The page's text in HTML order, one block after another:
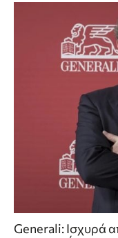
Generali: Ισχυρά